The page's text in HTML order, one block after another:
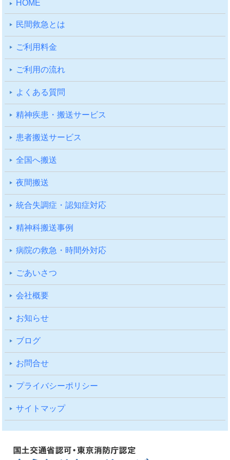
HOME
⺠間救急とは
ご利⽤料⾦
ご利⽤の流れ
よくある質問
精神疾患・搬送サービス
患者搬送サービス
全国へ搬送
夜間搬送
統合失調症・認知症対応
精神科搬送事例
病院の救急・時間外対応
ごあいさつ
会社概要
お知らせ
ブログ
お問合せ
プライバシーポリシー
サイトマップ